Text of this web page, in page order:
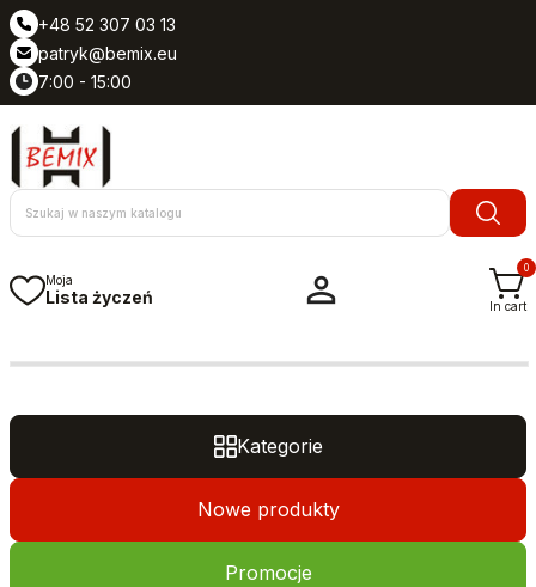
+48 52 307 03 13
patryk@bemix.eu
7:00 - 15:00
Moja
Lista życzeń 
0
In cart
Kategorie
Nowe produkty
Promocje